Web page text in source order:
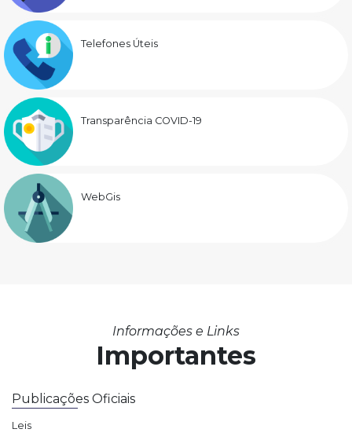
Telefones Úteis
Transparência COVID-19
WebGis
Informações e Links
Importantes
Publicações Oficiais
Leis